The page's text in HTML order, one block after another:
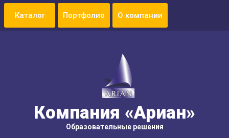
Портфолио О компании
Компания «Ариан»
Образовательные решения